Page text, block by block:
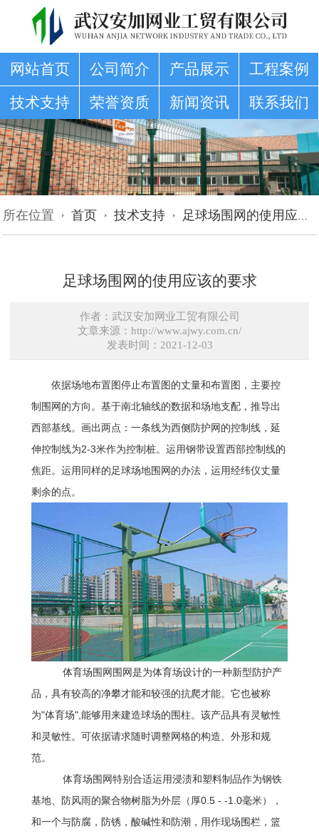
网站首页 公司简介 产品展示
工程案例
技术支持
荣誉资质 新闻资讯 联系我们
所在位置 首页 技术支持 足球场围网的使用应该的要求
足球场围网的使用应该的要求
作者：武汉安加网业工贸有限公司
文章来源：http://www.ajwy.com.cn/
发表时间：2021-12-03
依据场地布置图停止布置图的丈量和布置图，主要控
制围网的方向。基于南北轴线的数据和场地支配，推导出
西部基线。画出两点：一条线为西侧防护网的控制线，延
伸控制线为2-3米作为控制桩。运用钢带设置西部控制线的
焦距。运用同样的足球场地围网的办法，运用经纬仪丈量
剩余的点。
体育场围网围网是为体育场设计的一种新型防护产
品，具有较高的净攀才能和较强的抗爬才能。它也被称
为"体育场",能够用来建造球场的围柱。该产品具有灵敏性
和灵敏性。可依据请求随时调整网格的构造、外形和规
范。
体育场围网特别合适运用浸渍和塑料制品作为钢铁
基地、防风雨的聚合物树脂为外层（厚0.5 - -1.0毫米），
和一个与防腐，防锈，酸碱性和防潮，用作现场围栏，篮